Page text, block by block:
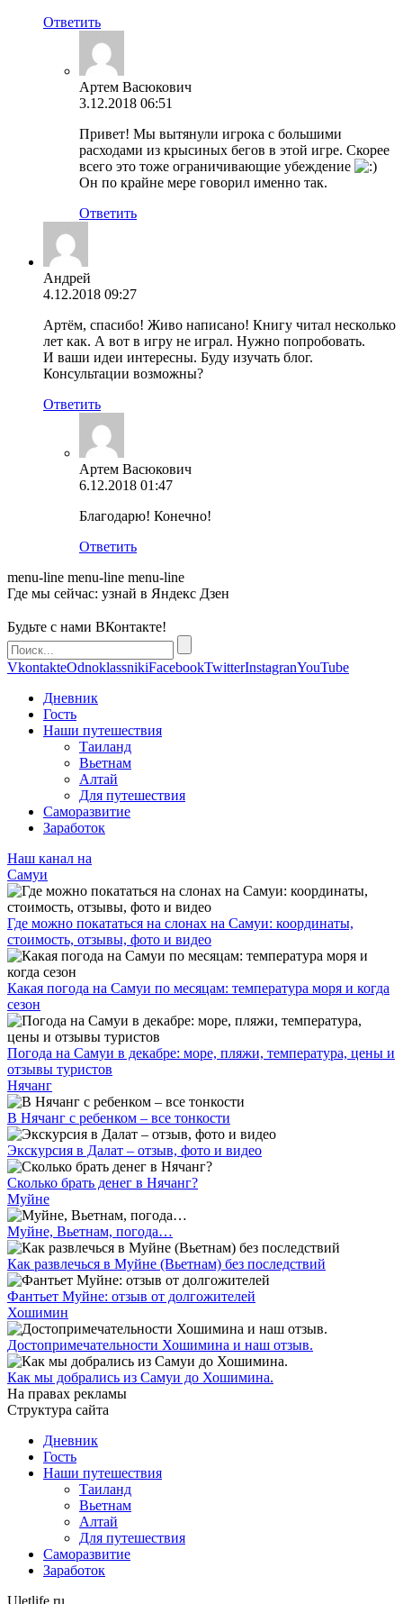
Ответить
Артем Васюкович
3.12.2018 06:51
Привет! Мы вытянули игрока с большими
расходами из крысиных бегов в этой игре. Скорее
всего это тоже ограничивающие убеждение
Он по крайне мере говорил именно так.
Ответить
Андрей
4.12.2018 09:27
Артём, спасибо! Живо написано! Книгу читал несколько
лет как. А вот в игру не играл. Нужно попробовать.
И ваши идеи интересны. Буду изучать блог.
Консультации возможны?
Ответить
Артем Васюкович
6.12.2018 01:47
Благодарю! Конечно!
Ответить
menu-line menu-line menu-line
Где мы сейчас: узнай в Яндекс Дзен
Будьте с нами ВКонтакте!
VkontakteOdnoklassnikiFacebookTwitterInstagranYouTube
Дневник
Гость
Наши путешествия
Таиланд
Вьетнам
Алтай
Для путешествия
Саморазвитие
Заработок
Наш канал на
Самуи
Где можно покататься на слонах на Самуи: координаты,
стоимость, отзывы, фото и видео
Какая погода на Самуи по месяцам: температура моря и когда
сезон
Погода на Самуи в декабре: море, пляжи, температура, цены и
отзывы туристов
Нячанг
В Нячанг с ребенком – все тонкости
Экскурсия в Далат – отзыв, фото и видео
Сколько брать денег в Нячанг?
Муйне
Муйне, Вьетнам, погода…
Как развлечься в Муйне (Вьетнам) без последствий
Фантьет Муйне: отзыв от долгожителей
Хошимин
Достопримечательности Хошимина и наш отзыв.
Как мы добрались из Самуи до Хошимина.
На правах рекламы
Структура сайта
Дневник
Гость
Наши путешествия
Таиланд
Вьетнам
Алтай
Для путешествия
Саморазвитие
Заработок
Uletlife.ru